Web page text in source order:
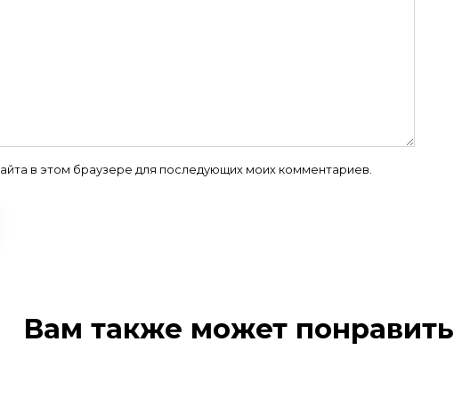
в этом браузере для последующих моих комментариев.
Вам также может